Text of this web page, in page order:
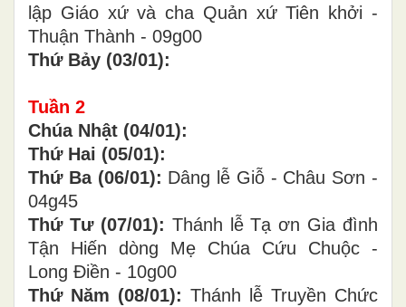
lập Giáo xứ và cha Quản xứ Tiên khởi -
Thuận Thành - 09g00
Thứ Bảy (03/01):
Tuần 2
Chúa Nhật (04/01):
Thứ Hai (05/01):
Thứ Ba (06/01): Dâng lễ Giỗ - Châu Sơn -
04g45
Thứ Tư (07/01): Thánh lễ Tạ ơn Gia đình
Tận Hiến dòng Mẹ Chúa Cứu Chuộc -
Long Điền - 10g00
Thứ Năm (08/01): Thánh lễ Truyền Chức